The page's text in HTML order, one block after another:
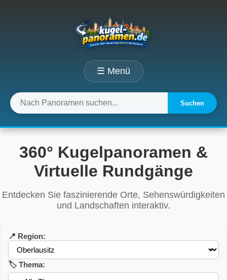
☰ Menü
Suchen
360° Kugelpanoramen &
Virtuelle Rundgänge
Entdecken Sie faszinierende Orte, Sehenswürdigkeiten
und Landschaften interaktiv.
📍 Region:
🏷️ Thema: